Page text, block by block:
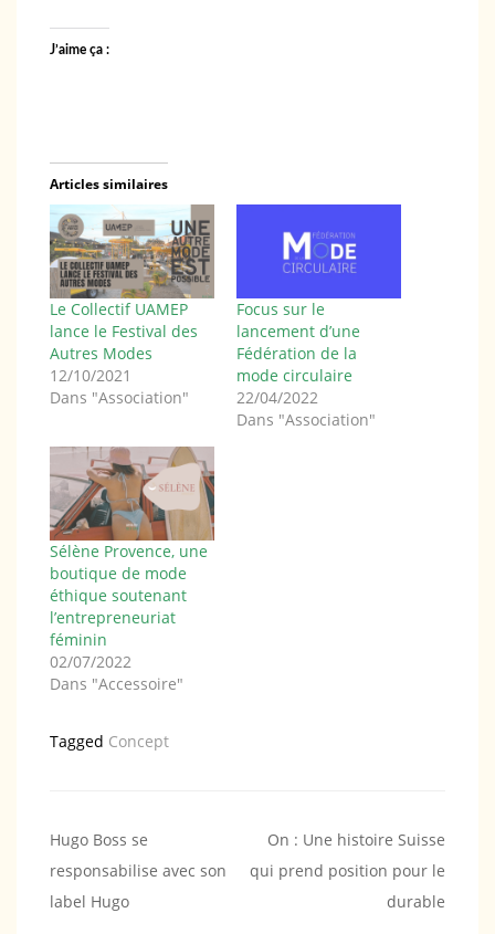
J’aime ça :
Articles similaires
Le Collectif UAMEP
lance le Festival des
Autres Modes
12/10/2021
Dans "Association"
Focus sur le
lancement d’une
Fédération de la
mode circulaire
22/04/2022
Dans "Association"
Sélène Provence, une
boutique de mode
éthique soutenant
l’entrepreneuriat
féminin
02/07/2022
Dans "Accessoire"
Tagged Concept
Navigation
de
l’article
Hugo Boss se
responsabilise avec son
label Hugo
On : Une histoire Suisse
qui prend position pour le
durable